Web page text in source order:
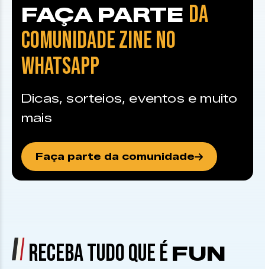
FAÇA PARTE DA
COMUNIDADE ZINE NO
WHATSAPP
Dicas, sorteios, eventos e muito
mais
Faça parte da comunidade
RECEBA TUDO QUE É FUN